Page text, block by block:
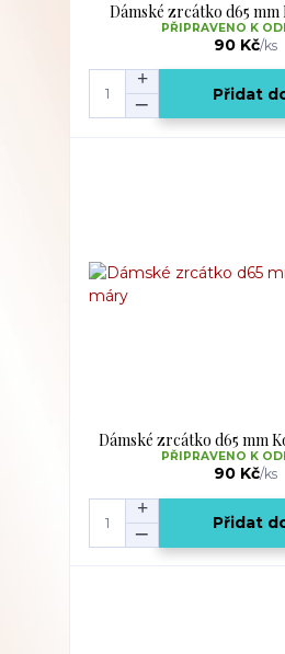
Dámské zrcátko d65 mm
90 Kč/ks
PŘIPRAVENO K
Přidat
Dámské zrcátko d65 mm
90 Kč/ks
PŘIPRAVENO K
Přidat